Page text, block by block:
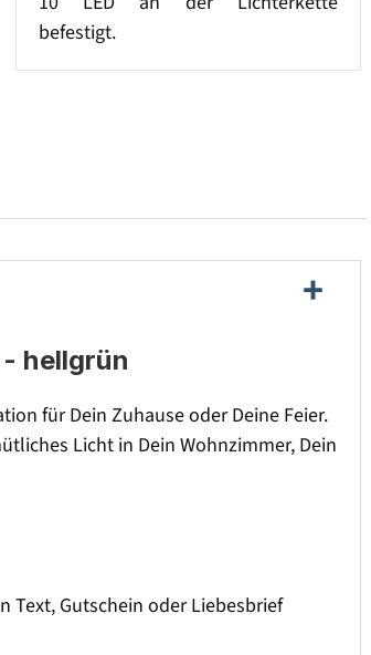
befestigt.
hellgrün
für Dein Zuhause oder Deine Feier.
Licht in Dein Wohnzimmer, Dein
Text, Gutschein oder Liebesbrief